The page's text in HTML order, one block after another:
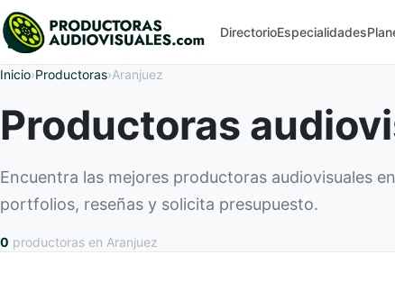
DirectorioEspecialidades
Inicio›Productoras›Aranjuez
Productoras
Encuentra las mejores productoras audiovisuales
portfolios, reseñas y solicita presupuesto.
0 productoras en Aranjuez